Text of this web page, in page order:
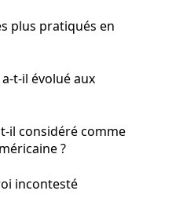
plus pratiqués en
t-il évolué aux
il considéré comme
?
incontesté